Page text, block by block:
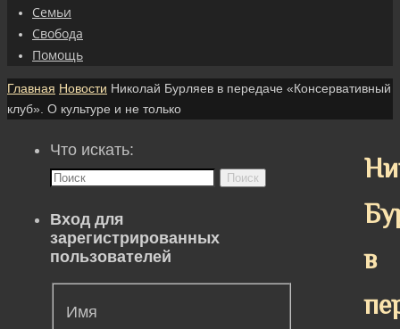
Семьи
Свобода
Помощь
Главная Новости Николай Бурляев в передаче «Консервативный
клуб». О культуре и не только
в
Что искать:
Поиск
Вход для
зарегистрированных
пользователей
Имя